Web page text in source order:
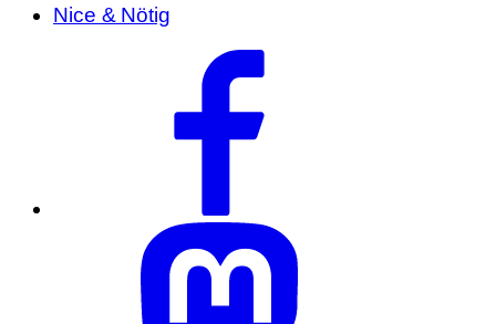
Nice & Nötig